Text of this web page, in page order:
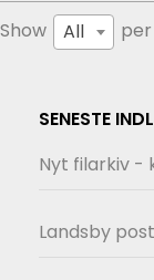
Show All
SENESTE
Nyt filarkiv -
Landsby